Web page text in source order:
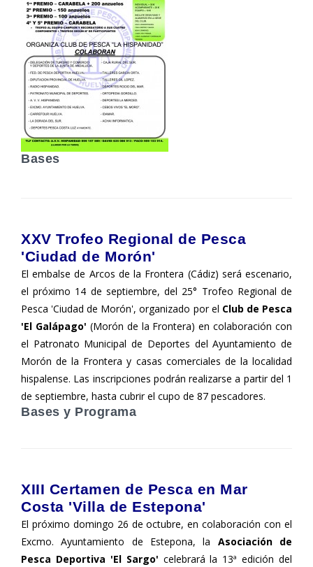
Bases
XXV Trofeo Regional de Pesca
'Ciudad de Morón'
El embalse de Arcos de la Frontera (Cádiz) será escenario,
el próximo 14 de septiembre, del 25° Trofeo Regional de
Pesca 'Ciudad de Morón', organizado por el Club de Pesca
'El Galápago' (Morón de la Frontera) en colaboración con
el Patronato Municipal de Deportes del Ayuntamiento de
Morón de la Frontera y casas comerciales de la localidad
hispalense. Las inscripciones podrán realizarse a partir del 1
de septiembre, hasta cubrir el cupo de 87 pescadores.
Bases y Programa
XIII Certamen de Pesca en Mar
Costa 'Villa de Estepona'
El próximo domingo 26 de octubre, en colaboración con el
Excmo. Ayuntamiento de Estepona, la Asociación de
Pesca Deportiva 'El Sargo' celebrará la 13ª edición del